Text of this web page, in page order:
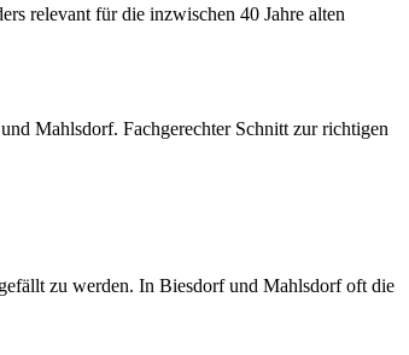
relevant für die inzwischen 40 Jahre alten
Mahlsdorf. Fachgerechter Schnitt zur richtigen
zu werden. In Biesdorf und Mahlsdorf oft die